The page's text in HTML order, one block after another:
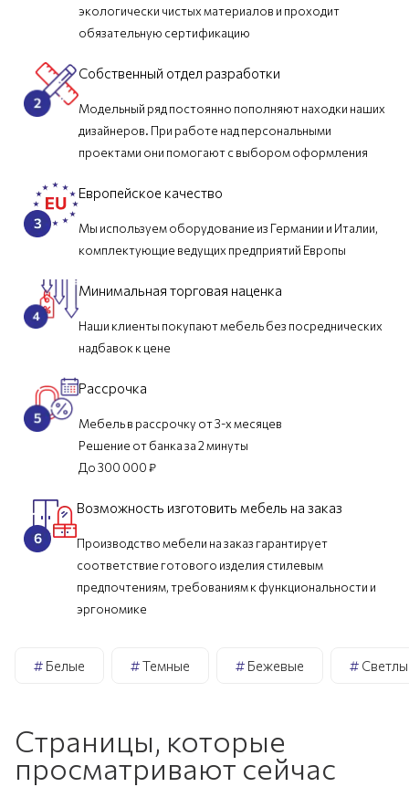
экологически чистых материалов и проходит
обязательную сертификацию
Собственный отдел разработки
Модельный ряд постоянно пополняют находки наших
дизайнеров. При работе над персональными
проектами они помогают с выбором оформления
Европейское качество
Мы используем оборудование из Германии и Италии,
комплектующие ведущих предприятий Европы
Минимальная торговая наценка
Наши клиенты покупают мебель без посреднических
надбавок к цене
Рассрочка
Мебель в рассрочку от 3-х месяцев
Решение от банка за 2 минуты
До 300 000 ₽
Возможность изготовить мебель на заказ
Производство мебели на заказ гарантирует
соответствие готового изделия стилевым
предпочтениям, требованиям к функциональности и
эргономике
# Белые #Темные # Бежевые #
Страницы, которые
просматривают сейчас